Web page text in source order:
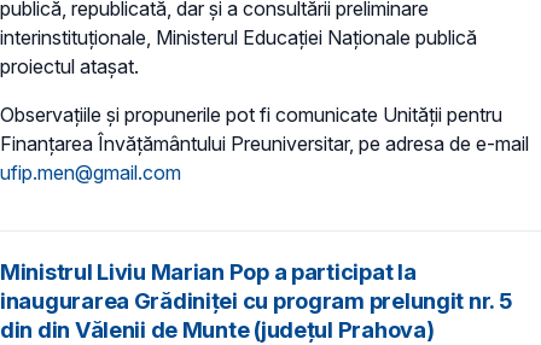
publică, republicată, dar și a consultării preliminare
interinstituționale, Ministerul Educaţiei Naţionale publică
proiectul atașat.
Observațiile și propunerile pot fi comunicate Unității pentru
Finanţarea Învăţământului Preuniversitar, pe adresa de e-mail
ufip.men@gmail.com
Ministrul Liviu Marian Pop a participat la
inaugurarea Grădiniței cu program prelungit nr. 5
din din Vălenii de Munte (județul Prahova)